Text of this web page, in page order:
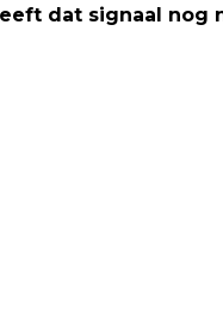
dat signaal nog